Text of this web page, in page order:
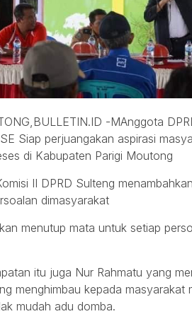
-MAnggota
Siap perjuangakan aspirasi
di Kabupaten Parigi Moutong
II DPRD Sulteng
dimasyarakat
menutup mata untuk setiap
itu juga Nur Rahmatu yang
menghimbau kepada masyarakat
mudah adu domba.